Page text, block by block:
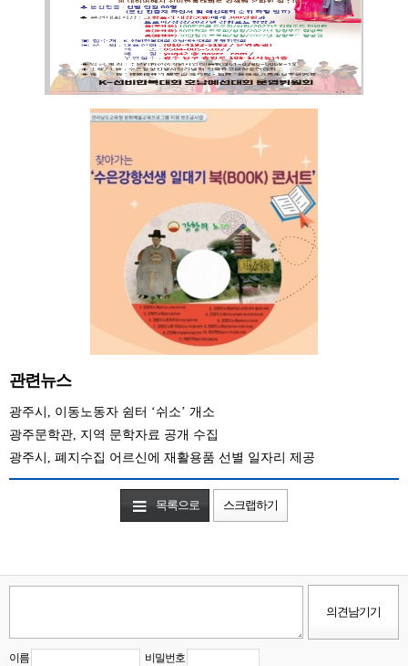
관련뉴스
광주시, 이동노동자 쉼터 ‘쉬소’ 개소
광주문학관, 지역 문학자료 공개 수집
광주시, 폐지수집 어르신에 재활용품 선별 일자리 제공
목록으로 스크랩하기
이름 비밀번호